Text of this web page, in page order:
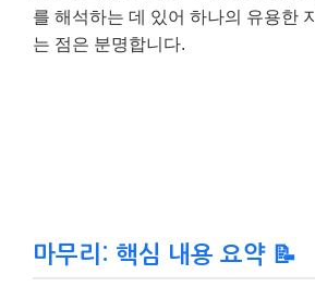
를 해석하는 데 있어 하나의 유용한
는 점은 분명합니다.
마무리: 핵심 내용 요약 📝